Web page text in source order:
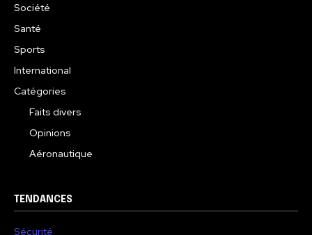
Société
Santé
Sports
International
Catégories
Faits divers
Opinions
Aéronautique
TENDANCES
Sécurité